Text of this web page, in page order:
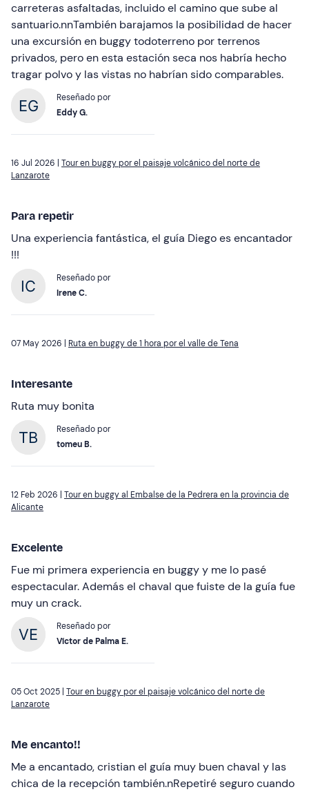
carreteras asfaltadas, incluido el camino que sube al
santuario.nnTambién barajamos la posibilidad de hacer
una excursión en buggy todoterreno por terrenos
privados, pero en esta estación seca nos habría hecho
tragar polvo y las vistas no habrían sido comparables.
Reseñado por
Eddy G.
16 Jul 2026 | Tour en buggy por el paisaje volcánico del norte de
Lanzarote
Para repetir
Una experiencia fantástica, el guía Diego es encantador
!!!
Reseñado por
Irene C.
07 May 2026 | Ruta en buggy de 1 hora por el valle de Tena
Interesante
Ruta muy bonita
Reseñado por
tomeu B.
12 Feb 2026 | Tour en buggy al Embalse de la Pedrera en la provincia de
Alicante
Excelente
Fue mi primera experiencia en buggy y me lo pasé
espectacular. Además el chaval que fuiste de la guía fue
muy un crack.
Reseñado por
Víctor de Palma E.
05 Oct 2025 | Tour en buggy por el paisaje volcánico del norte de
Lanzarote
Me encanto!!
Me a encantado, cristian el guía muy buen chaval y las
chica de la recepción también.nRepetiré seguro cuando